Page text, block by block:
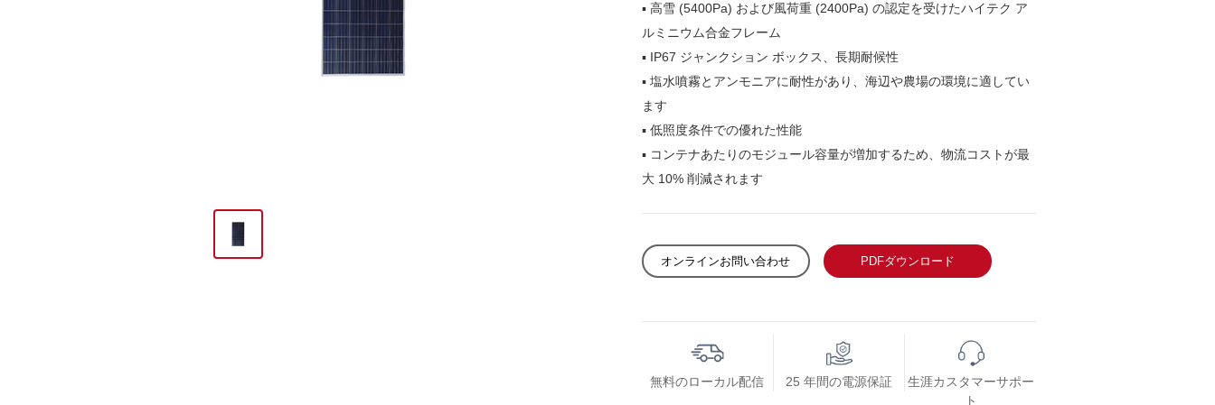
▪ 高雪 (5400Pa) および風荷重 (2400Pa) の認定を受けたハイテク ア
ルミニウム合金フレーム
▪ IP67 ジャンクション ボックス、長期耐候性
▪ 塩水噴霧とアンモニアに耐性があり、海辺や農場の環境に適してい
ます
▪ 低照度条件での優れた性能
▪ コンテナあたりのモジュール容量が増加するため、物流コストが最
大 10% 削減されます
オンラインお問い合わせ PDFダウンロード
無料のローカル配信 25 年間の電源保証
生涯カスタマーサポー
ト